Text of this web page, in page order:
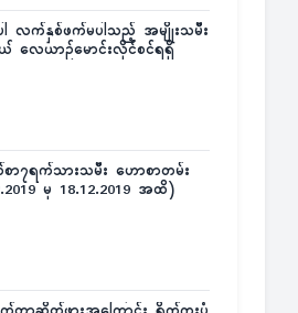
ါ လက်နှစ်ဖက်မပါသည့် အမျိုးသမီး
လေယာဉ်မောင်းလိုင်စင်ရရှိ
ာ၇ရက်သားသမီး ဟောစာတမ်း
မှ 18.12.2019 အထိ)